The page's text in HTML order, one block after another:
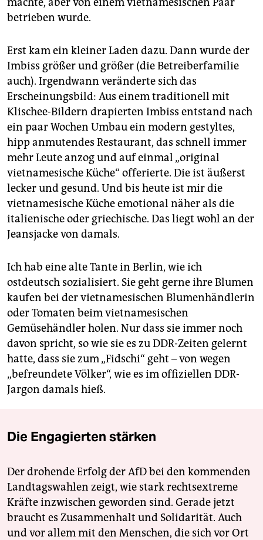
betrieben wurde.
Erst kam ein kleiner Laden dazu. Dann wurde der
Imbiss größer und größer (die Betreiberfamilie
auch). Irgendwann veränderte sich das
Erscheinungsbild: Aus einem traditionell mit
Klischee-Bildern drapierten Imbiss entstand nach
ein paar Wochen Umbau ein modern gestyltes,
hipp anmutendes Restaurant, das schnell immer
mehr Leute anzog und auf einmal „original
vietnamesische Küche“ offerierte. Die ist äußerst
lecker und gesund. Und bis heute ist mir die
vietnamesische Küche emotional näher als die
italienische oder griechische. Das liegt wohl an der
Jeansjacke von damals.
Ich hab eine alte Tante in Berlin, wie ich
ostdeutsch sozialisiert. Sie geht gerne ihre Blumen
kaufen bei der vietnamesischen Blumenhändlerin
oder Tomaten beim vietnamesischen
Gemüsehändler holen. Nur dass sie immer noch
davon spricht, so wie sie es zu DDR-Zeiten gelernt
hatte, dass sie zum „Fidschi“ geht – von wegen
„befreundete Völker“, wie es im offiziellen DDR-
Jargon damals hieß.
Die Engagierten stärken
Der drohende Erfolg der AfD bei den kommenden
Landtagswahlen zeigt, wie stark rechtsextreme
Kräfte inzwischen geworden sind. Gerade jetzt
braucht es Zusammenhalt und Solidarität. Auch
und vor allem mit den Menschen, die sich vor Ort